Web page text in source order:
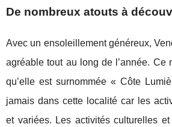
De nombreux atouts à
Avec un ensoleillement généreux,
agréable tout au long de l’année. Ce
qu’elle est surnommée « Côte
jamais dans cette localité car les
et variées. Les activités culturelles et